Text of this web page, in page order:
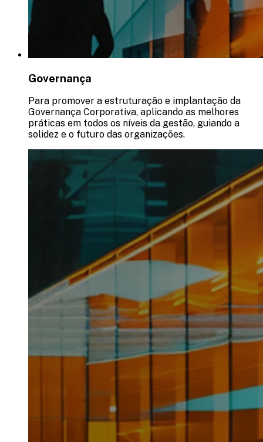
Governança
Para promover a estruturação e implantação da
Governança Corporativa, aplicando as melhores
práticas em todos os níveis da gestão, guiando a
solidez e o futuro das organizações.